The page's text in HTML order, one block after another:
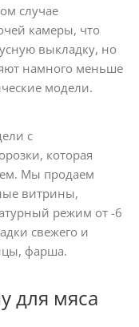
случае
камеры, что
выкладку, но
намного меньше
модели.
с
которая
Мы продаем
витрины,
режим от -6
свежего и
фарша.
для мяса